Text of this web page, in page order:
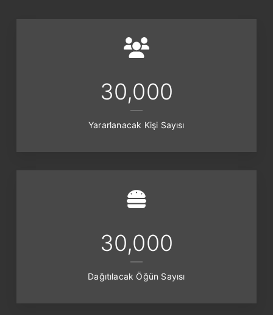
30,000
Yararlanacak Kişi Sayısı
30,000
Dağıtılacak Öğün Sayısı